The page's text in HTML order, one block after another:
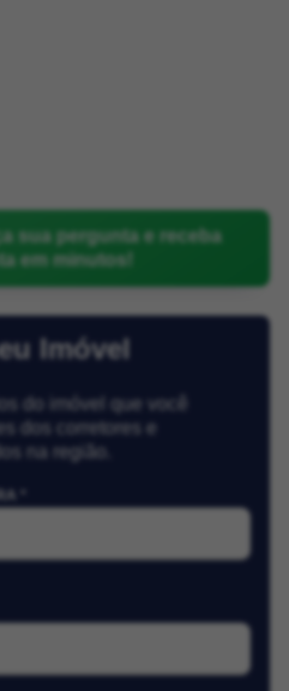
sua pergunta e receba
em minutos!
Imóvel
do imóvel que você
dos corretores e
na região.
*